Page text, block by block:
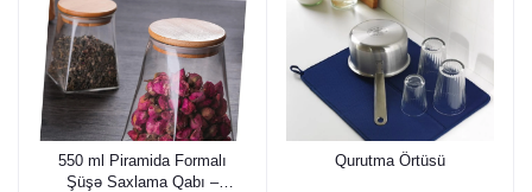
550 ml Piramida Formalı
Şüşə Saxlama Qabı –
Qurutma Örtüsü